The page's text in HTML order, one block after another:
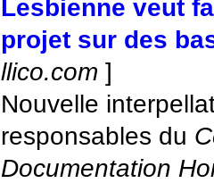
Lesbienne veut
projet sur des
llico.com ]
Nouvelle
responsables du
Documentation